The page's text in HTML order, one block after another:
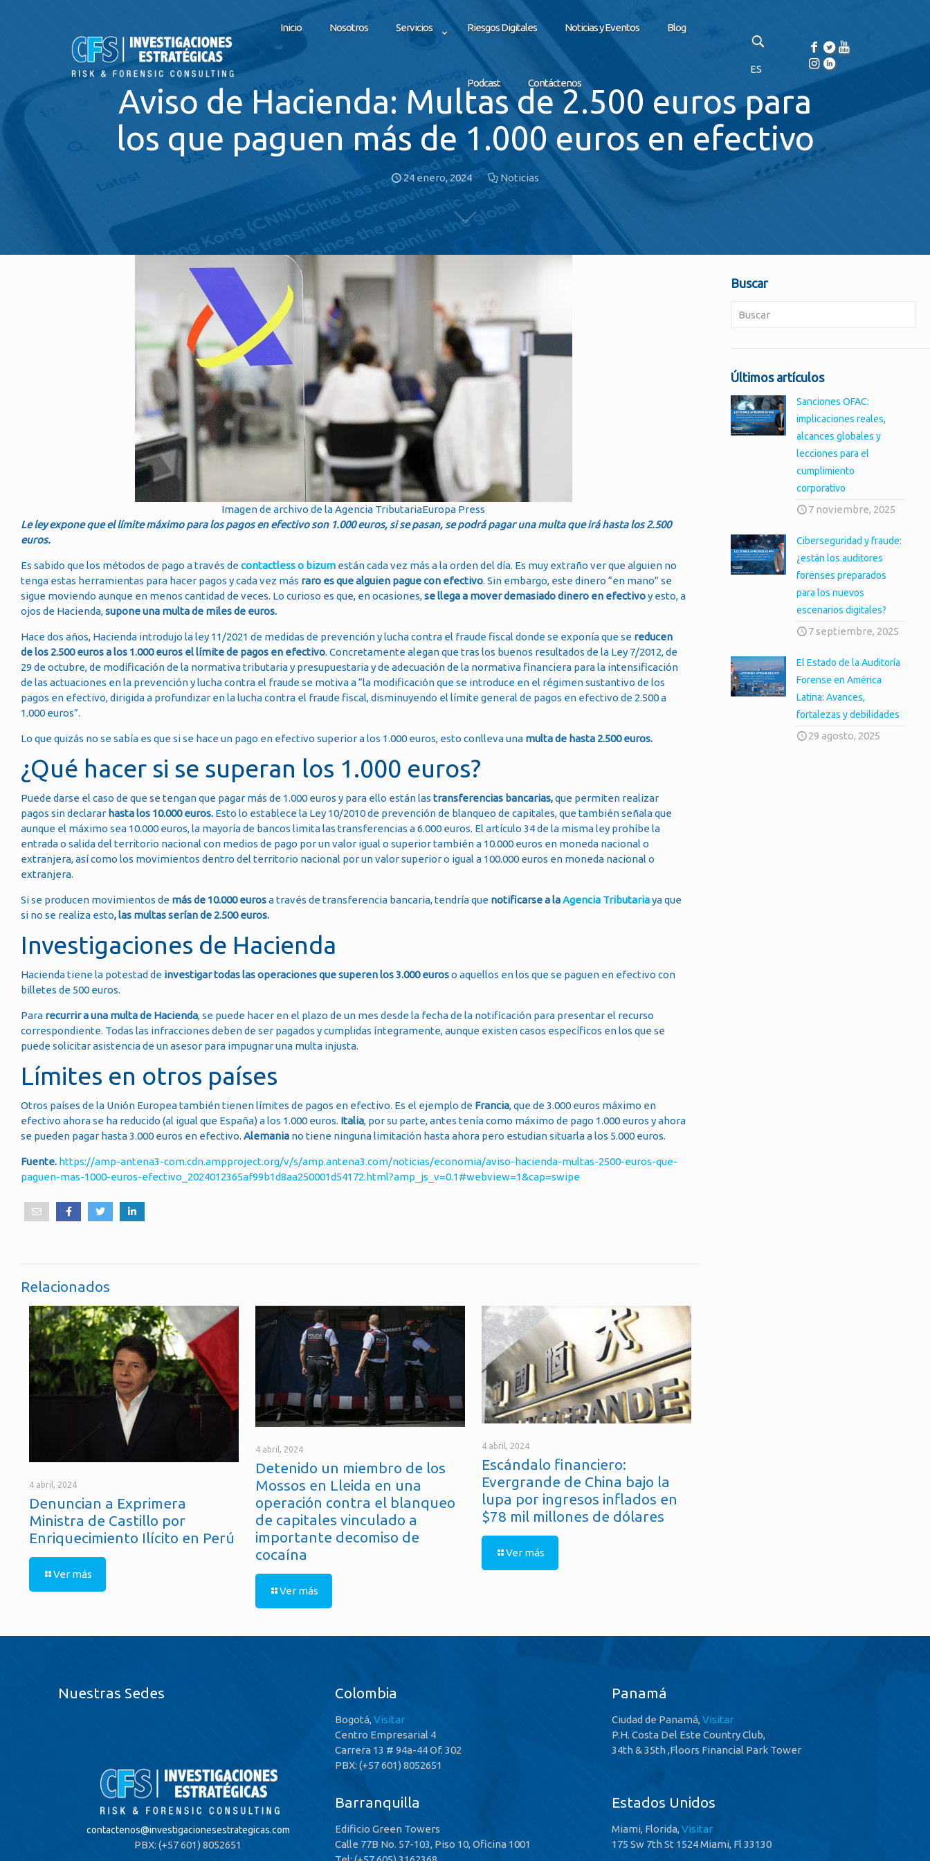
Inicio Nosotros Servicios Riesgos Digitales Noticias y Eventos Blog
Podcast Contáctenos
ES
Aviso de Hacienda: Multas de 2.500 euros para
los que paguen más de 1.000 euros en efectivo
24 enero, 2024 Noticias
Imagen de archivo de la Agencia TributariaEuropa Press
Le ley expone que el límite máximo para los pagos en efectivo son 1.000 euros, si se pasan, se podrá pagar una multa que irá hasta los 2.500
euros.
Es sabido que los métodos de pago a través decontactless o bizum están cada vez más a la orden del día. Es muy extraño ver que alguien no
tenga estas herramientas para hacer pagos y cada vez más raro es que alguien pague con efectivo. Sin embargo, este dinero “en mano” se
sigue moviendo aunque en menos cantidad de veces. Lo curioso es que, en ocasiones,se llega a mover demasiado dinero en efectivoy esto, a
ojos de Hacienda,supone una multa de miles de euros.
Hace dos años, Hacienda introdujo la ley 11/2021 de medidas de prevención y lucha contra el fraude fiscal donde se exponía que se reducen
de los 2.500 euros a los 1.000 euros el límite de pagos en efectivo. Concretamente alegan que tras los buenos resultados de la Ley 7/2012, de
29 de octubre, de modificación de la normativa tributaria y presupuestaria y de adecuación de la normativa financiera para la intensificación
de las actuaciones en la prevención y lucha contra el fraude se motiva a “la modificación que se introduce en el régimen sustantivo de los
pagos en efectivo, dirigida a profundizar en la lucha contra el fraude fiscal, disminuyendo el límite general de pagos en efectivo de 2.500 a
1.000 euros”.
Lo que quizás no se sabía es que si se hace un pago en efectivo superior a los 1.000 euros, esto conlleva una multa de hasta 2.500 euros.
¿Qué hacer si se superan los 1.000 euros?
Puede darse el caso de que se tengan que pagar más de 1.000 euros y para ello están las transferencias bancarias,que permiten realizar
pagos sin declarar hasta los 10.000 euros. Esto lo establece la Ley 10/2010 de prevención de blanqueo de capitales, que también señala que
aunque el máximo sea 10.000 euros, la mayoría de bancos limita las transferencias a 6.000 euros. El artículo 34 de la misma ley prohíbe la
entrada o salida del territorio nacional con medios de pago por un valor igual o superior también a 10.000 euros en moneda nacional o
extranjera, así como los movimientos dentro del territorio nacional por un valor superior o igual a 100.000 euros en moneda nacional o
extranjera.
Si se producen movimientos de más de 10.000 eurosa través de transferencia bancaria, tendría que notificarse a laAgencia Tributariaya que
si no se realiza esto, las multas serían de 2.500 euros.
Investigaciones de Hacienda
Hacienda tiene la potestad de investigar todas las operaciones que superen los 3.000 euroso aquellos en los que se paguen en efectivo con
billetes de 500 euros.
Para recurrir a una multa de Hacienda, se puede hacer en el plazo de un mes desde la fecha de la notificación para presentar el recurso
correspondiente. Todas las infracciones deben de ser pagados y cumplidas íntegramente, aunque existen casos específicos en los que se
puede solicitar asistencia de un asesor para impugnar una multa injusta.
Límites en otros países
Otros países de la Unión Europea también tienen límites de pagos en efectivo. Es el ejemplo de Francia, que de 3.000 euros máximo en
efectivo ahora se ha reducido (al igual que España) a los 1.000 euros. Italia, por su parte, antes tenía como máximo de pago 1.000 euros y ahora
se pueden pagar hasta 3.000 euros en efectivo. Alemania no tiene ninguna limitación hasta ahora pero estudian situarla a los 5.000 euros.
Fuente. https://amp-antena3-com.cdn.ampproject.org/v/s/amp.antena3.com/noticias/economia/aviso-hacienda-multas-2500-euros-que-
paguen-mas-1000-euros-efectivo_2024012365af99b1d8aa250001d54172.html?amp_js_v=0.1#webview=1&cap=swipe
Relacionados
4 abril, 2024
Denuncian a Exprimera
Ministra de Castillo por
Enriquecimiento Ilícito en Perú
Ver más
4 abril, 2024
Detenido un miembro de los
Mossos en Lleida en una
operación contra el blanqueo
de capitales vinculado a
importante decomiso de
cocaína
Ver más
4 abril, 2024
Escándalo financiero:
Evergrande de China bajo la
lupa por ingresos inflados en
$78 mil millones de dólares
Ver más
Buscar
Últimos artículos
Sanciones OFAC:
implicaciones reales,
alcances globales y
lecciones para el
cumplimiento
corporativo
7 noviembre, 2025
Ciberseguridad y fraude:
¿están los auditores
forenses preparados
para los nuevos
escenarios digitales?
7 septiembre, 2025
El Estado de la Auditoría
Forense en América
Latina: Avances,
fortalezas y debilidades
29 agosto, 2025
Nuestras Sedes
contactenos@investigacionesestrategicas.com
PBX: (+57 601) 8052651
Colombia
Bogotá,Visitar
Centro Empresarial 4
Carrera 13 # 94a-44 Of. 302
PBX: (+57 601) 8052651
Barranquilla
Edificio Green Towers
Calle 77B No. 57-103, Piso 10, Oficina 1001
Panamá
Ciudad de Panamá,Visitar
P.H. Costa Del Este Country Club,
34th & 35th ,Floors Financial Park Tower
Estados Unidos
Miami, Florida,Visitar
175 Sw 7th St 1524 Miami, Fl 33130